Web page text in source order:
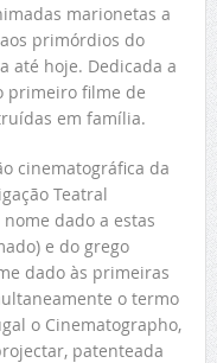
marionetas a
primórdios do
até hoje. Dedicada a
primeiro filme de
em família.
cinematográfica da
Teatral
dado a estas
e do grego
dado às primeiras
o termo
o Cinematographo,
patenteada